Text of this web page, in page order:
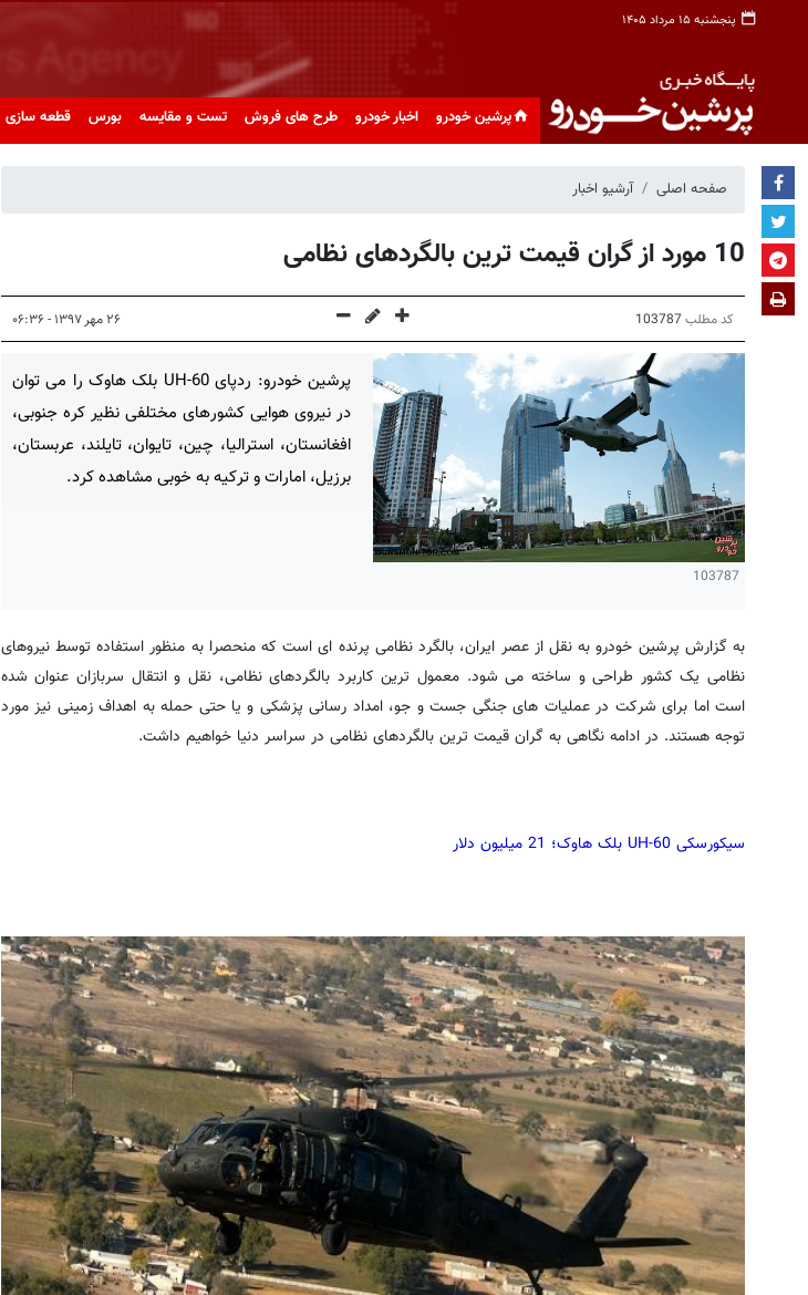
پنجشنبه ۱۵ مرداد ۱۴۰۵
پرشین خودرو اخبار خودرو طرح های فروش تست و مقایسه بورس قطعه سازی
صفحه اصلی آرشیو اخبار
10 مورد از گران قیمت ترین بالگردهای نظامی
کد مطلب 103787 ۲۶ مهر ۱۳۹۷ - ۰۶:۳۶
103787
پرشین خودرو: ردپای UH-60 بلک هاوک را می توان
در نیروی هوایی کشورهای مختلفی نظیر کره جنوبی،
افغانستان، استرالیا، چین، تایوان، تایلند، عربستان،
برزیل، امارات و ترکیه به خوبی مشاهده کرد.
به گزارش پرشین خودرو به نقل از عصر ایران، بالگرد نظامی پرنده ای است که منحصرا به منظور استفاده توسط نیروهای
نظامی یک کشور طراحی و ساخته می شود. معمول ترین کاربرد بالگردهای نظامی، نقل و انتقال سربازان عنوان شده
است اما برای شرکت در عملیات های جنگی جست و جو، امداد رسانی پزشکی و یا حتی حمله به اهداف زمینی نیز مورد
توجه هستند. در ادامه نگاهی به گران قیمت ترین بالگردهای نظامی در سراسر دنیا خواهیم داشت.
سیکورسکی UH-60 بلک هاوک؛ 21 میلیون دلار